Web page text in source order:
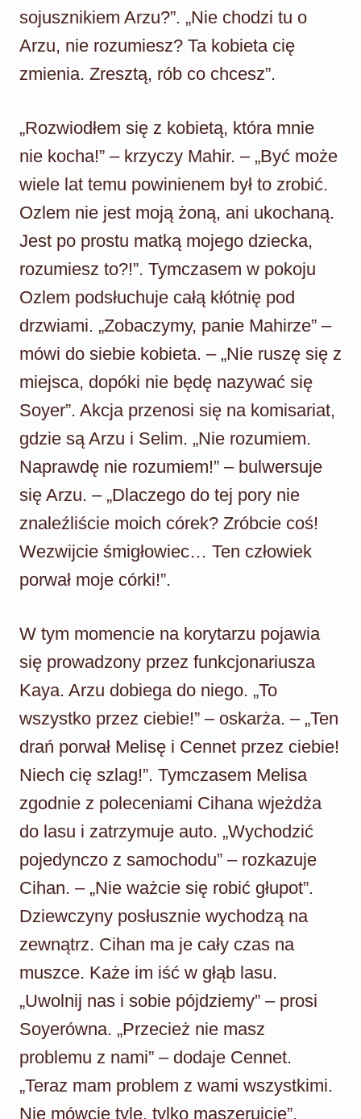
sojusznikiem Arzu?”. „Nie chodzi tu o
Arzu, nie rozumiesz? Ta kobieta cię
zmienia. Zresztą, rób co chcesz”.
„Rozwiodłem się z kobietą, która mnie
nie kocha!” – krzyczy Mahir. – „Być może
wiele lat temu powinienem był to zrobić.
Ozlem nie jest moją żoną, ani ukochaną.
Jest po prostu matką mojego dziecka,
rozumiesz to?!”. Tymczasem w pokoju
Ozlem podsłuchuje całą kłótnię pod
drzwiami. „Zobaczymy, panie Mahirze” –
mówi do siebie kobieta. – „Nie ruszę się z
miejsca, dopóki nie będę nazywać się
Soyer”. Akcja przenosi się na komisariat,
gdzie są Arzu i Selim. „Nie rozumiem.
Naprawdę nie rozumiem!” – bulwersuje
się Arzu. – „Dlaczego do tej pory nie
znaleźliście moich córek? Zróbcie coś!
Wezwijcie śmigłowiec… Ten człowiek
porwał moje córki!”.
W tym momencie na korytarzu pojawia
się prowadzony przez funkcjonariusza
Kaya. Arzu dobiega do niego. „To
wszystko przez ciebie!” – oskarża. – „Ten
drań porwał Melisę i Cennet przez ciebie!
Niech cię szlag!”. Tymczasem Melisa
zgodnie z poleceniami Cihana wjeżdża
do lasu i zatrzymuje auto. „Wychodzić
pojedynczo z samochodu” – rozkazuje
Cihan. – „Nie ważcie się robić głupot”.
Dziewczyny posłusznie wychodzą na
zewnątrz. Cihan ma je cały czas na
muszce. Każe im iść w głąb lasu.
„Uwolnij nas i sobie pójdziemy” – prosi
Soyerówna. „Przecież nie masz
problemu z nami” – dodaje Cennet.
„Teraz mam problem z wami wszystkimi.
Nie mówcie tyle, tylko maszerujcie”.